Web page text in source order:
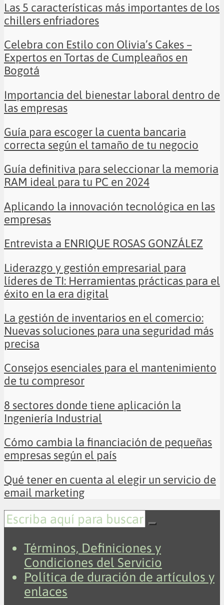
Las 5 características más importantes de los
chillers enfriadores
Celebra con Estilo con Olivia’s Cakes –
Expertos en Tortas de Cumpleaños en
Bogotá
Importancia del bienestar laboral dentro de
las empresas
Guía para escoger la cuenta bancaria
correcta según el tamaño de tu negocio
Guía definitiva para seleccionar la memoria
RAM ideal para tu PC en 2024
Aplicando la innovación tecnológica en las
empresas
Entrevista a ENRIQUE ROSAS GONZÁLEZ
Liderazgo y gestión empresarial para
líderes de TI: Herramientas prácticas para el
éxito en la era digital
La gestión de inventarios en el comercio:
Nuevas soluciones para una seguridad más
precisa
Consejos esenciales para el mantenimiento
de tu compresor
8 sectores donde tiene aplicación la
Ingeniería Industrial
Cómo cambia la financiación de pequeñas
empresas según el país
Qué tener en cuenta al elegir un servicio de
email marketing
Términos, Definiciones y
Condiciones del Servicio
Política de duración de artículos y
enlaces